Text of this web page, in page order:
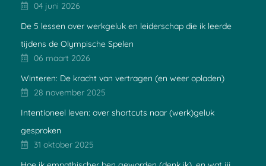
04 juni 2026
De 5 lessen over werkgeluk en leiderschap die ik leerde
tijdens de Olympische Spelen
06 maart 2026
Winteren: De kracht van vertragen (en weer opladen)
28 november 2025
Intentioneel leven: over shortcuts naar (werk)geluk
gesproken
31 oktober 2025